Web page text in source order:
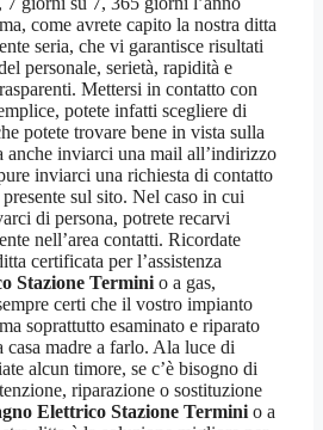
come avrete capito la nostra ditta
seria, che vi garantisce risultati
personale, serietà, rapidità e
Mettersi in contatto con
potete infatti scegliere di
potete trovare bene in vista sulla
anche inviarci una mail all’indirizzo
inviarci una richiesta di contatto
sul sito. Nel caso in cui
di persona, potrete recarvi
nell’area contatti. Ricordate
certificata per l’assistenza
Stazione Termini o a gas,
certi che il vostro impianto
soprattutto esaminato e riparato
casa madre a farlo. Ala luce di
alcun timore, se c’è bisogno di
riparazione o sostituzione
Elettrico Stazione Termini o a